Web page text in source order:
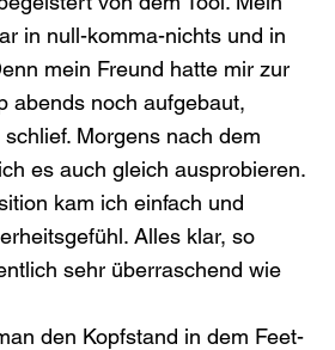
in null-komma-nichts und in
mein Freund hatte mir zur
abends noch aufgebaut,
Morgens nach dem
es auch gleich ausprobieren.
kam ich einfach und
Alles klar, so
sehr überraschend wie
den Kopfstand in dem Feet-